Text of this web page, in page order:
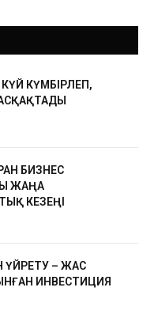
КҮЙ КҮМБІРЛЕП,
БИЗНЕС
ЖАҢА
КЕЗЕҢІ
ҮЙРЕТУ – ЖАС
ИНВЕСТИЦИЯ